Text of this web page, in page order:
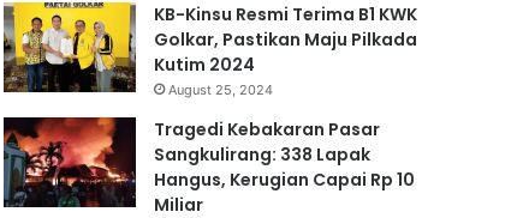
KB-Kinsu Resmi Terima B1 KWK
Golkar, Pastikan Maju Pilkada
Kutim 2024
August 25, 2024
Tragedi Kebakaran Pasar
Sangkulirang: 338 Lapak
Hangus, Kerugian Capai Rp 10
Miliar